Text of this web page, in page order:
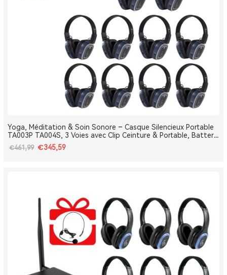
Yoga, Méditation & Soin Sonore – Casque Silencieux Portable
TA003P TA004S, 3 Voies avec Clip Ceinture & Portable, Batterie
Amovible, Bluetooth, Bass Boost
€461,99 €345,59